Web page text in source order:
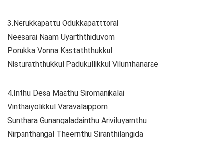
3.Nerukkapattu Odukkapatttorai
Neesarai Naam Uyarththiduvom
Porukka Vonna Kastaththukkul
Nisturaththukkul Padukullikkul Vilunthanarae
4.Inthu Desa Maathu Siromanikalai
Vinthaiyolikkul Varavalaippom
Sunthara Gunangaladainthu Ariviluyarnthu
Nirpanthangal Theernthu Siranthilangida